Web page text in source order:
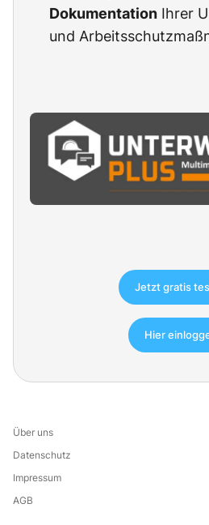
Dokumentation Ihrer
und
Jetzt gratis
Hier
Über uns
Datenschutz
Impressum
AGB